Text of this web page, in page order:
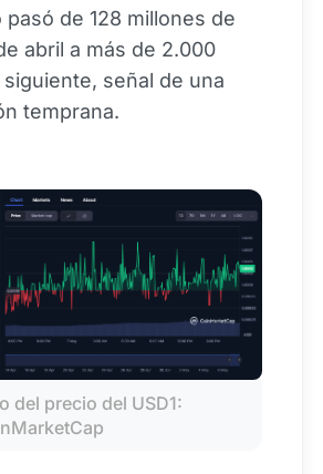
de 128 millones de
abril a más de 2.000
señal de una
temprana.
del precio del USD1: